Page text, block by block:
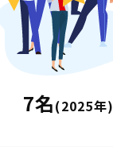
7名(2025年)